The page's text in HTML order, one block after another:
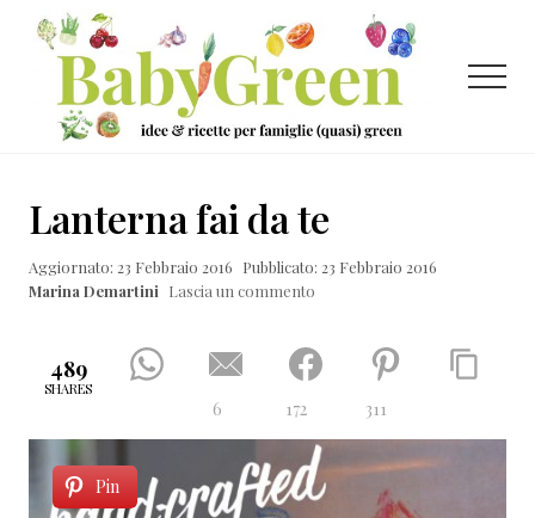
Menu
Passa
contenuto
principale
Passa
laterale
primaria
Passa
ricette
per
(quasi)
green
Menu
Lanterna fai da te
Aggiornato: 23 Febbraio 2016 Pubblicato: 23 Febbraio 2016
Marina Demartini Lascia un commento
489
SHARES
6 172 311
Pin